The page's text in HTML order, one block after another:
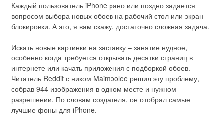
Каждый пользователь iPhone рано или поздно задается
вопросом выбора новых обоев на рабочий стол или экран
блокировки. А это, я вам скажу, достаточно сложная задача.
Искать новые картинки на заставку – занятие нудное,
особенно когда требуется открывать десятки страниц в
интернете или качать приложения с подборкой обоев.
Читатель Reddit с ником Maimoolee решил эту проблему,
собрав 944 изображения в одном месте и нужном
разрешении. По словам создателя, он отобрал самые
лучшие фоны для iPhone.